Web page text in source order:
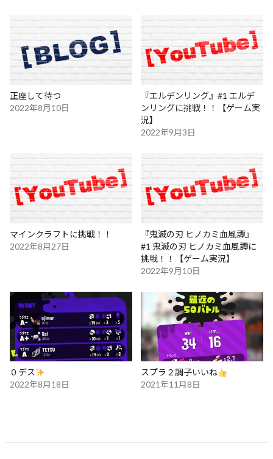
正座して待つ
2022年8月10日
『エルデンリング』#1 エルデ
ンリングに挑戦！！【ゲーム実
況】
2022年9月3日
マインクラフトに挑戦！！
2022年8月27日
『鬼滅の刃 ヒノカミ血風譚』
#1 鬼滅の刃 ヒノカミ血風譚に
挑戦！！【ゲーム実況】
2022年9月10日
０デス
2022年8月18日
スプラ２調子いいね
2021年11月8日